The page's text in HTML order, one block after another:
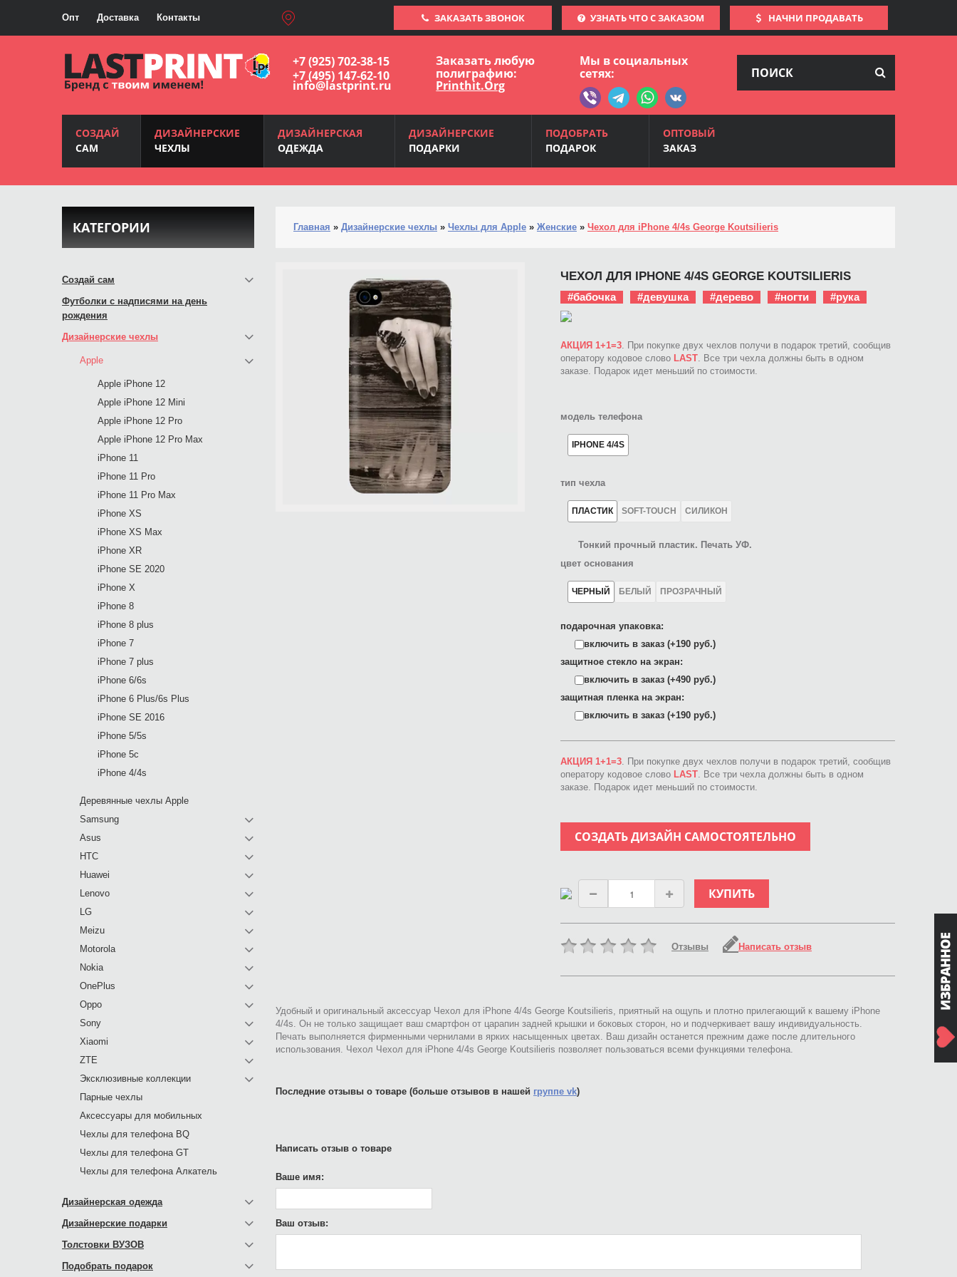
Опт Доставка Контакты ЗАКАЗАТЬ ЗВОНОК УЗНАТЬ ЧТО С ЗАКАЗОМ НАЧНИ ПРОДАВАТЬ
+7 (925) 702-38-15
+7 (495) 147-62-10
info@lastprint.ru
Заказать любую
полиграфию:
Printhit.Org
Мы в социальных
сетях:
СОЗДАЙ
САМ
ДИЗАЙНЕРСКИЕ
ЧЕХЛЫ
ДИЗАЙНЕРСКАЯ
ОДЕЖДА
ДИЗАЙНЕРСКИЕ
ПОДАРКИ
ПОДОБРАТЬ
ПОДАРОК
ОПТОВЫЙ
ЗАКАЗ
Главная » Дизайнерские чехлы » Чехлы для Apple » Женские » Чехол для iPhone 4/4s George Koutsilieris
ЧЕХОЛ ДЛЯ IPHONE 4/4S GEORGE KOUTSILIERIS
#бабочка #девушка #дерево #ногти #рука
АКЦИЯ 1+1=3. При покупке двух чехлов получи в подарок третий, сообщив
оператору кодовое слово LAST. Все три чехла должны быть в одном
заказе. Подарок идет меньший по стоимости.
модель телефона
IPHONE 4/4S
тип чехла
ПЛАСТИК SOFT-TOUCH СИЛИКОН
Тонкий прочный пластик. Печать УФ.
цвет основания
ЧЕРНЫЙ БЕЛЫЙ ПРОЗРАЧНЫЙ
подарочная упаковка:
включить в заказ (+190 руб.)
защитное стекло на экран:
включить в заказ (+490 руб.)
защитная пленка на экран:
включить в заказ (+190 руб.)
АКЦИЯ 1+1=3. При покупке двух чехлов получи в подарок третий, сообщив
оператору кодовое слово LAST. Все три чехла должны быть в одном
заказе. Подарок идет меньший по стоимости.
СОЗДАТЬ ДИЗАЙН САМОСТОЯТЕЛЬНО
КУПИТЬ
Отзывы Написать отзыв
Удобный и оригинальный аксессуар Чехол для iPhone 4/4s George Koutsilieris, приятный на ощупь и плотно прилегающий к вашему iPhone
4/4s. Он не только защищает ваш смартфон от царапин задней крышки и боковых сторон, но и подчеркивает вашу индивидуальность.
Печать выполняется фирменными чернилами в ярких насыщенных цветах. Ваш дизайн останется прежним даже после длительного
использования. Чехол Чехол для iPhone 4/4s George Koutsilieris позволяет пользоваться всеми функциями телефона.
Последние отзывы о товаре (больше отзывов в нашей группе vk)
Написать отзыв о товаре
Ваше имя:
Ваш отзыв:
КАТЕГОРИИ
Создай сам
Футболки с надписями на день
рождения
Дизайнерские чехлы
Apple
Apple iPhone 12
Apple iPhone 12 Mini
Apple iPhone 12 Pro
Apple iPhone 12 Pro Max
iPhone 11
iPhone 11 Pro
iPhone 11 Pro Max
iPhone XS
iPhone XS Max
iPhone XR
iPhone SE 2020
iPhone X
iPhone 8
iPhone 8 plus
iPhone 7
iPhone 7 plus
iPhone 6/6s
iPhone 6 Plus/6s Plus
iPhone SE 2016
iPhone 5/5s
iPhone 5c
iPhone 4/4s
Деревянные чехлы Apple
Samsung
Asus
HTC
Huawei
Lenovo
LG
Meizu
Motorola
Nokia
OnePlus
Oppo
Sony
Xiaomi
ZTE
Эксклюзивные коллекции
Парные чехлы
Аксессуары для мобильных
Чехлы для телефона BQ
Чехлы для телефона GT
Чехлы для телефона Алкатель
Дизайнерская одежда
Дизайнерские подарки
Толстовки ВУЗОВ
Подобрать подарок